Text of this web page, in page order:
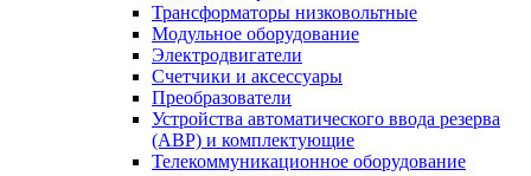
Трансформаторы низковольтные
Модульное оборудование
Электродвигатели
Счетчики и аксессуары
Преобразователи
Устройства автоматического ввода резерва
(АВР) и комплектующие
Телекоммуникационное оборудование